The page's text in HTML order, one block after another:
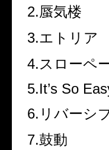
2.蜃気楼
3.エトリア
4.スローペ
5.It’s So
6.リバーシ
7.鼓動